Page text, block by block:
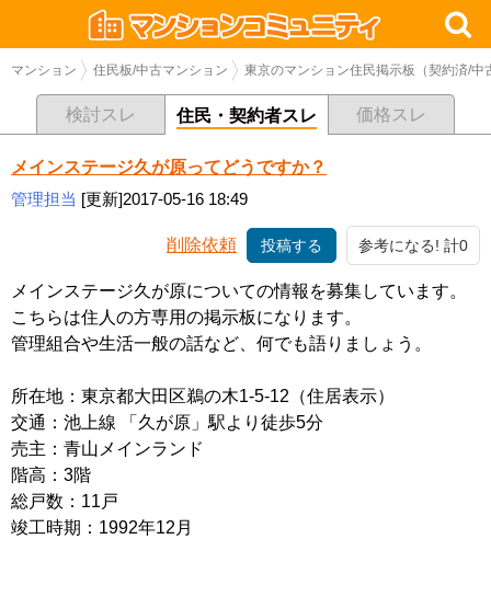
マンション 住民板/中古マンション 東京のマンション住民掲示板（契約済/中
検討スレ 住民・契約者スレ 価格スレ
メインステージ久が原ってどうですか？
管理担当 [更新]2017-05-16 18:49
削除依頼 投稿する 参考になる! 計0
メインステージ久が原についての情報を募集しています。
こちらは住人の方専用の掲示板になります。
管理組合や生活一般の話など、何でも語りましょう。
所在地：東京都大田区鵜の木1-5-12（住居表示）
交通：池上線 「久が原」駅より徒歩5分
売主：青山メインランド
階高：3階
総戸数：11戸
竣工時期：1992年12月